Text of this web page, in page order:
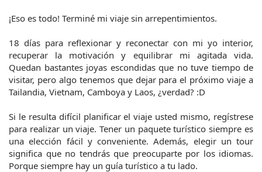
¡Eso es todo! Terminé mi viaje sin arrepentimientos.
18 días para reflexionar y reconectar con mi yo interior,
recuperar la motivación y equilibrar mi agitada vida.
Quedan bastantes joyas escondidas que no tuve tiempo de
visitar, pero algo tenemos que dejar para el próximo viaje a
Tailandia, Vietnam, Camboya y Laos, ¿verdad? :D
Si le resulta difícil planificar el viaje usted mismo, regístrese
para realizar un viaje. Tener un paquete turístico siempre es
una elección fácil y conveniente. Además, elegir un tour
significa que no tendrás que preocuparte por los idiomas.
Porque siempre hay un guía turístico a tu lado.